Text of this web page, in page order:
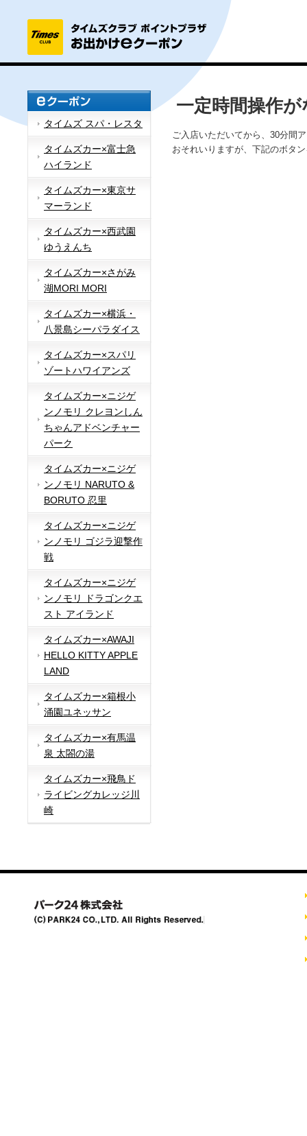
タイムズ スパ・レスタ
タイムズカー×富士急
ハイランド
タイムズカー×東京サ
マーランド
タイムズカー×西武園
ゆうえんち
タイムズカー×さがみ
湖MORI MORI
タイムズカー×横浜・
八景島シーパラダイス
タイムズカー×スパリ
ゾートハワイアンズ
タイムズカー×ニジゲ
ンノモリ クレヨンしん
ちゃんアドベンチャー
パーク
タイムズカー×ニジゲ
ンノモリ NARUTO &
BORUTO 忍里
タイムズカー×ニジゲ
ンノモリ ゴジラ迎撃作
戦
タイムズカー×ニジゲ
ンノモリ ドラゴンクエ
スト アイランド
タイムズカー×AWAJI
HELLO KITTY APPLE
LAND
タイムズカー×箱根小
涌園ユネッサン
タイムズカー×有馬温
泉 太閤の湯
タイムズカー×飛鳥ド
ライビングカレッジ川
崎
一定時間操作
ご入店いただいてから、30分間
おそれいりますが、下記のボタ